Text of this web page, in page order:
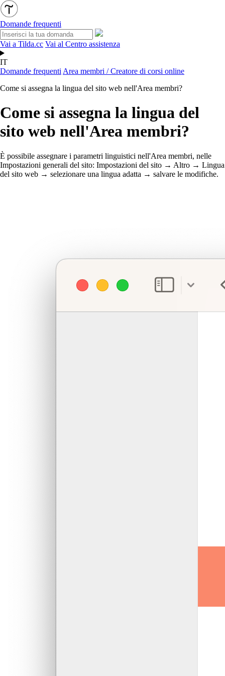
Domande frequenti
Vai a Tilda.cc Vai al Centro assistenza
IT
Domande frequenti Area membri / Creatore di corsi online
Come si assegna la lingua del sito web nell'Area membri?
Come si assegna la lingua del
sito web nell'Area membri?
È possibile assegnare i parametri linguistici nell'Area membri, nelle
Impostazioni generali del sito: Impostazioni del sito → Altro → Lingua
del sito web → selezionare una lingua adatta → salvare le modifiche.